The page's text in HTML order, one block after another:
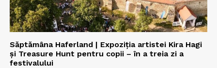
Săptămâna Haferland | Expoziţia artistei Kira Hagi
şi Treasure Hunt pentru copii – în a treia zi a
festivalului